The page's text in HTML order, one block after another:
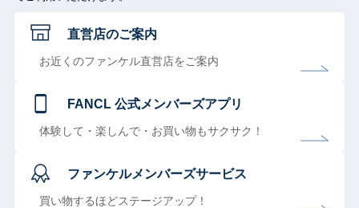
直営店のご案内
お近くのファンケル直営店をご案内
FANCL 公式メンバーズアプリ
体験して・楽しんで・お買い物もサクサク！
ファンケルメンバーズサービス
買い物するほどステージアップ！